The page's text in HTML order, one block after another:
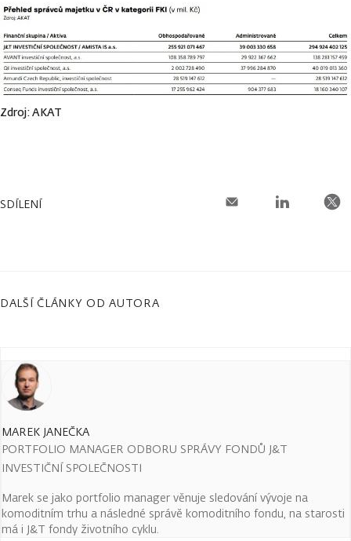
Zdroj: AKAT
SDÍLENÍ
DALŠÍ ČLÁNKY OD AUTORA
MAREK JANEČKA
PORTFOLIO MANAGER ODBORU SPRÁVY FONDŮ J&T
INVESTIČNÍ SPOLEČNOSTI
Marek se jako portfolio manager věnuje sledování vývoje na
komoditním trhu a následné správě komoditního fondu, na starosti
má i J&T fondy životního cyklu.